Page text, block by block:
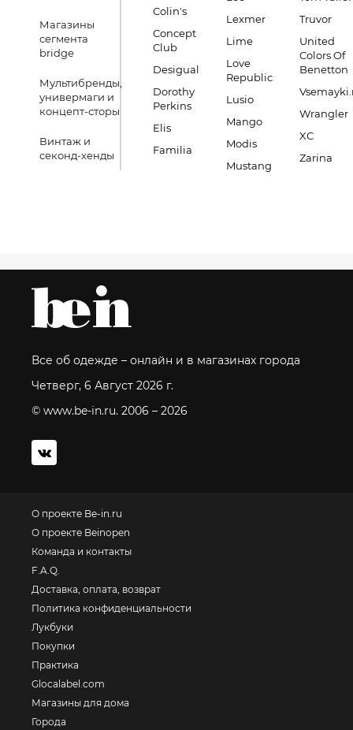
Магазины
сегмента
bridge
Мультибренды,
универмаги и
концепт-сторы
Винтаж и
секонд-хенды
Colin's
Concept
Club
Desigual
Dorothy
Perkins
Elis
Familia
Lexmer
Lime
Love
Republic
Lusio
Mango
Modis
Mustang
Truvor
United
Colors Of
Benetton
Wrangler
XC
Zarina
Все об одежде – онлайн и в магазинах города
Четверг, 6 Август 2026 г.
© www.be-in.ru. 2006 – 2026
О проекте Be-in.ru
О проекте Beinopen
Команда и контакты
F.A.Q.
Доставка, оплата, возврат
Политика конфиденциальности
Лукбуки
Покупки
Практика
Glocalabel.com
Магазины для дома
Города